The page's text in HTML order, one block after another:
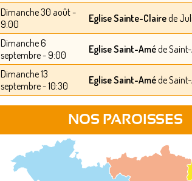
Dimanche 30 août -
9:00
Eglise Sainte-Clairede
Dimanche 6
septembre - 9:00
Eglise Saint-Améde
Dimanche 13
septembre - 10:30
Eglise Saint-Améde
NOS PAROISSES